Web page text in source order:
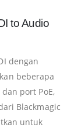
to Audio
dengan
beberapa
port PoE,
Blackmagic
untuk